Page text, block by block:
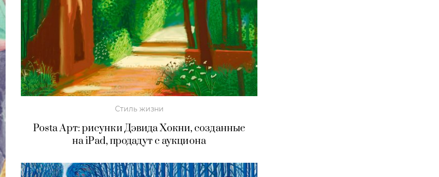
Стиль жизни
Posta Арт: рисунки Дэвида Хокни, созданные
на iPad, продадут с аукциона